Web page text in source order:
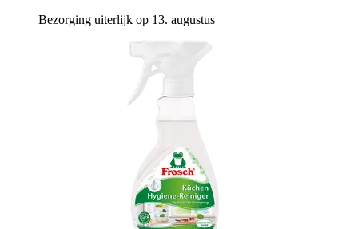
Bezorging uiterlijk op 13. augustus